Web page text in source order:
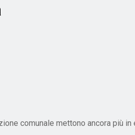
comunale mettono ancora più